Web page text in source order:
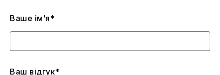
Ваше ім’я*
Ваш відгук*